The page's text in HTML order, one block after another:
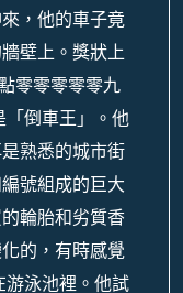
，他的車子竟
壁上。獎狀上
零零零零零九
「倒車王」。他
熟悉的城市街
號組成的巨大
輪胎和劣質香
的，有時感覺
泳池裡。他試